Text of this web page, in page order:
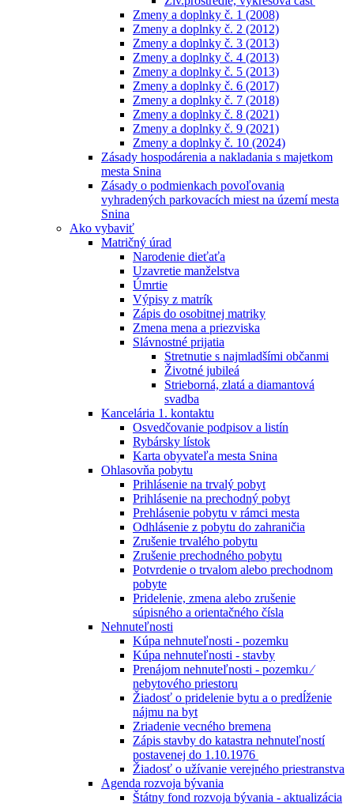
Zmeny a doplnky č. 1 (2008)
Zmeny a doplnky č. 2 (2012)
Zmeny a doplnky č. 3 (2013)
Zmeny a doplnky č. 4 (2013)
Zmeny a doplnky č. 5 (2013)
Zmeny a doplnky č. 6 (2017)
Zmeny a doplnky č. 7 (2018)
Zmeny a doplnky č. 8 (2021)
Zmeny a doplnky č. 9 (2021)
Zmeny a doplnky č. 10 (2024)
Zásady hospodárenia a nakladania s majetkom
mesta Snina
Zásady o podmienkach povoľovania
vyhradených parkovacích miest na území mesta
Snina
Ako vybaviť
Matričný úrad
Narodenie dieťaťa
Uzavretie manželstva
Úmrtie
Výpisy z matrík
Zápis do osobitnej matriky
Zmena mena a priezviska
Slávnostné prijatia
Stretnutie s najmladšími občanmi
Životné jubileá
Strieborná, zlatá a diamantová
svadba
Kancelária 1. kontaktu
Osvedčovanie podpisov a listín
Rybársky lístok
Karta obyvateľa mesta Snina
Ohlasovňa pobytu
Prihlásenie na trvalý pobyt
Prihlásenie na prechodný pobyt
Prehlásenie pobytu v rámci mesta
Odhlásenie z pobytu do zahraničia
Zrušenie trvalého pobytu
Zrušenie prechodného pobytu
Potvrdenie o trvalom alebo prechodnom
pobyte
Pridelenie, zmena alebo zrušenie
súpisného a orientačného čísla
Nehnuteľnosti
Kúpa nehnuteľnosti - pozemku
Kúpa nehnuteľnosti - stavby
Prenájom nehnuteľnosti - pozemku ⁄
nebytového priestoru
Žiadosť o pridelenie bytu a o predĺženie
nájmu na byt
Zriadenie vecného bremena
Zápis stavby do katastra nehnuteľností
postavenej do 1.10.1976
Žiadosť o užívanie verejného priestranstva
Agenda rozvoja bývania
Štátny fond rozvoja bývania - aktualizácia